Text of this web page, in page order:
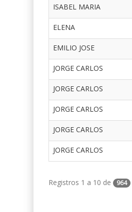
ISABEL MARIA
ELENA
EMILIO JOSE
JORGE CARLOS
JORGE CARLOS
JORGE CARLOS
JORGE CARLOS
JORGE CARLOS
Registros 1 a 10 de 964